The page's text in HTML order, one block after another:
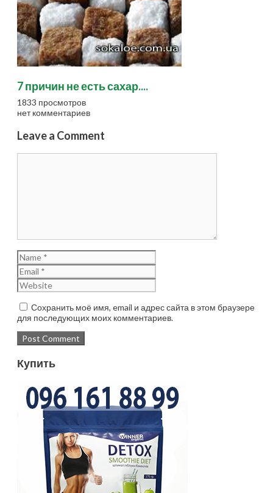
7 причин не есть сахар....
1833 просмотров
нет комментариев
Leave a Comment
Сохранить моё имя, email и адрес сайта в этом браузере
для последующих моих комментариев.
Купить